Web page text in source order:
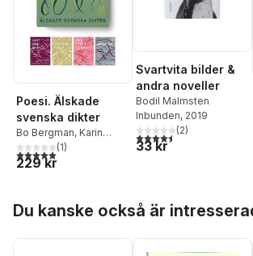
Poesi. Älskade
svenska dikter
Bo Bergman, Karin
Boye,Pär Lagerkvist
m.fl.,Bodil Malmsten
5,0utav 5 stjärnor. Totalt antal röster:
(1)
229 kr
Svartvita bilder &
andra noveller
Bodil Malmsten
Inbunden, 2019
4,5utav 5 stjärnor. Totalt
(2)
33 kr
Du kanske också är